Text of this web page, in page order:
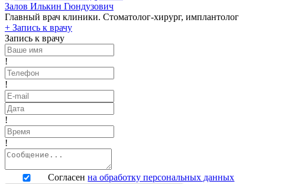
Залов Илькин Гюндузович
Главный врач клиники. Стоматолог-хирург, имплантолог
+ Запись к врачу
Запись к врачу
!
!
!
!
Согласенна обработку персональных данных